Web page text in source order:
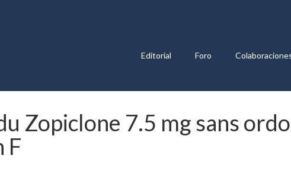
Editorial Foro
Zopiclone 7.5 mg sans
F